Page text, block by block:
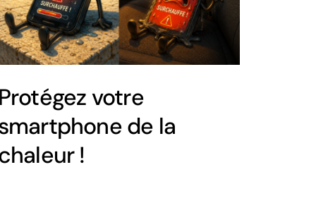
Protégez votre
de la
!